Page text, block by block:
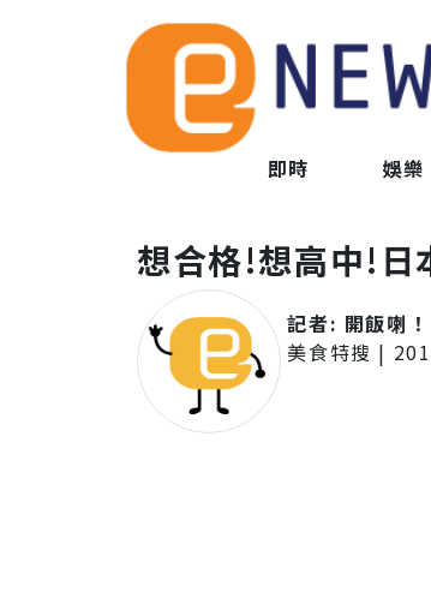
即時 娛樂
想合格!想高中!日
記者: 開飯喇！
美食特搜 |